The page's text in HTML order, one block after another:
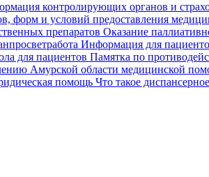
контролирующих органов и
форм и условий предоставления
препаратов Оказание
Информация для
для пациентов Памятка по
Амурской области медицинской
помощь Что такое